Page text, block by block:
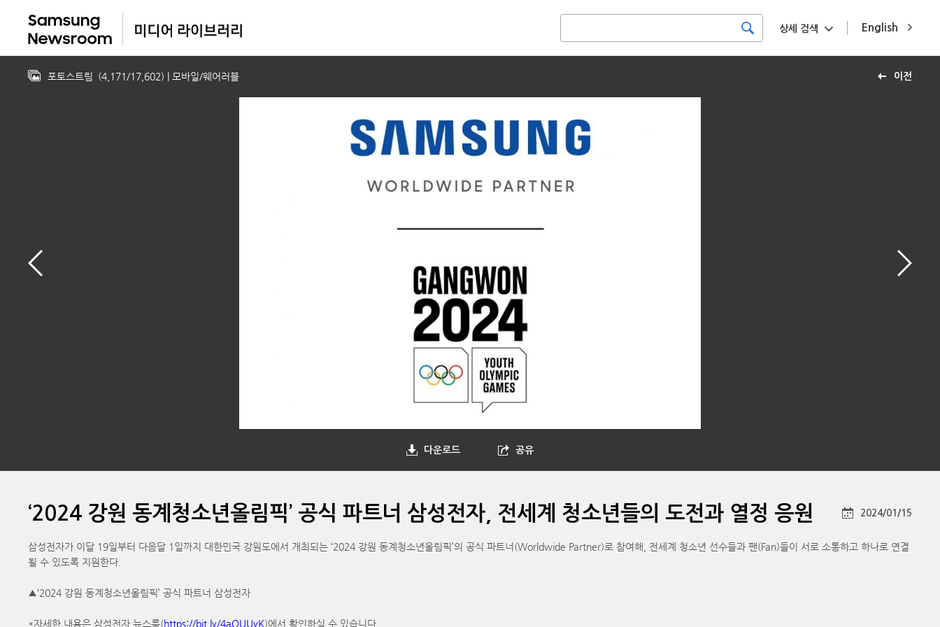
English
상세 검색
이전
포토스트림 (4,171/17,602) | 모바일/웨어러블
다운로드 공유
‘2024 강원 동계청소년올림픽’ 공식 파트너 삼성전자, 전세계 청소년들의 도전과 열정 응원 2024/01/15
삼성전자가 이달 19일부터 다음달 1일까지 대한민국 강원도에서 개최되는 ‘2024 강원 동계청소년올림픽’의 공식 파트너(Worldwide Partner)로 참여해, 전세계 청소년 선수들과 팬(Fan)들이 서로 소통하고 하나로 연결
될 수 있도록 지원한다.
▲‘2024 강원 동계청소년올림픽’ 공식 파트너 삼성전자
*자세한 내용은 삼성전자 뉴스룸(https://bit.ly/4aQUUyK)에서 확인하실 수 있습니다.